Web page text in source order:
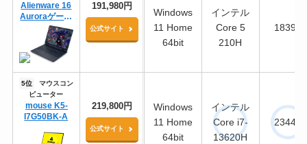
Alienware 16
Auroraゲーミ
ング ノートパ
ソコン
191,980円
公式サイト
Windows
11 Home
64bit
インテル
Core 5
210H
18393
5位
マウスコン
ピューター
mouse K5-
I7G50BK-A
219,800円
公式サイト
Windows
11 Home
64bit
インテル
Core i7-
13620H
23443